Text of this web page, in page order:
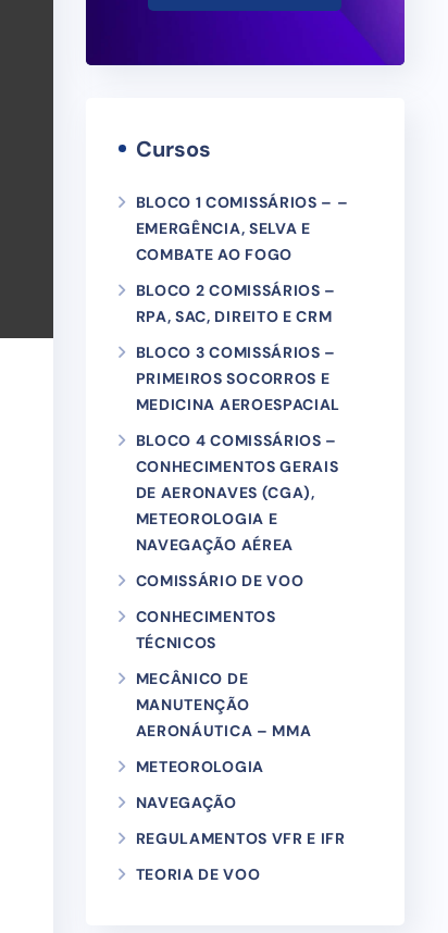
Cursos
BLOCO 1 COMISSÁRIOS – –
EMERGÊNCIA, SELVA E
COMBATE AO FOGO
BLOCO 2 COMISSÁRIOS –
RPA, SAC, DIREITO E CRM
BLOCO 3 COMISSÁRIOS –
PRIMEIROS SOCORROS E
MEDICINA AEROESPACIAL
BLOCO 4 COMISSÁRIOS –
CONHECIMENTOS GERAIS
DE AERONAVES (CGA),
METEOROLOGIA E
NAVEGAÇÃO AÉREA
COMISSÁRIO DE VOO
CONHECIMENTOS
TÉCNICOS
MECÂNICO DE
MANUTENÇÃO
AERONÁUTICA – MMA
METEOROLOGIA
NAVEGAÇÃO
REGULAMENTOS VFR E IFR
TEORIA DE VOO